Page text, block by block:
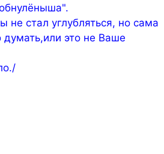
стал углубляться, но сама
думать,или это не Ваше